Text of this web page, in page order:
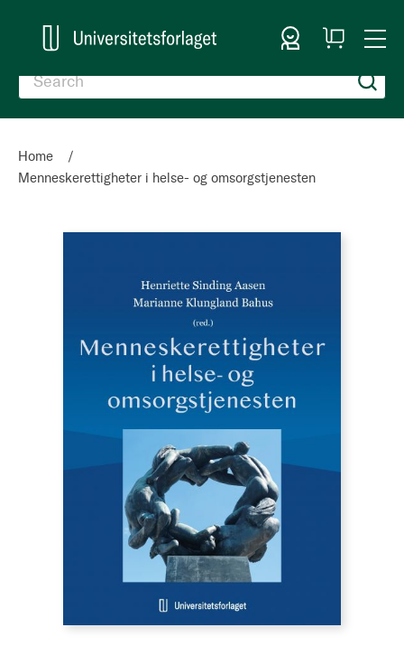
Sign In
My
Cart
Home
Menneskerettigheter i helse- og omsorgstjenesten